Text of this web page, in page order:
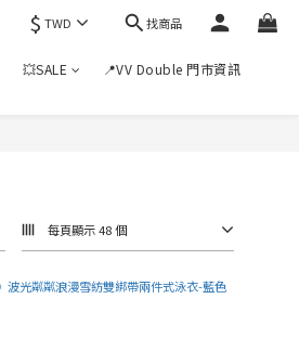
$ TWD 找商品
💥SALE 📍VV Double 門市資訊
每頁顯示 48 個